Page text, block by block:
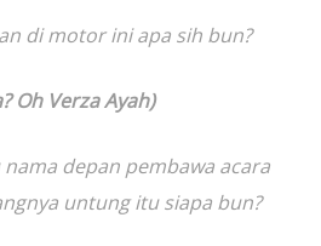
di motor ini apa sih bun?
Oh Verza Ayah)
nama depan pembawa acara
untung itu siapa bun?